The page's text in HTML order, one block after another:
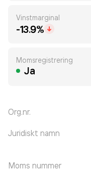
Vinstmarginal
-13.9%
Momsregistrering
Ja
Org.nr.
Juridiskt namn
Moms nummer